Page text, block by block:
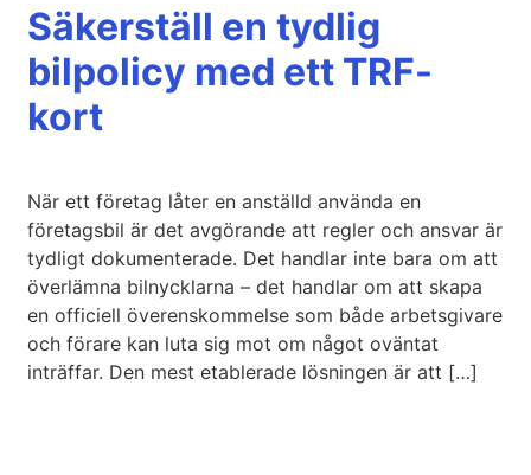
Säkerställ en tydlig
bilpolicy med ett TRF-
kort
När ett företag låter en anställd använda en
företagsbil är det avgörande att regler och ansvar är
tydligt dokumenterade. Det handlar inte bara om att
överlämna bilnycklarna – det handlar om att skapa
en officiell överenskommelse som både arbetsgivare
och förare kan luta sig mot om något oväntat
inträffar. Den mest etablerade lösningen är att […]